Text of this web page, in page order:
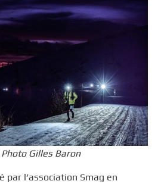
Gilles Baron
par l’association Smag en